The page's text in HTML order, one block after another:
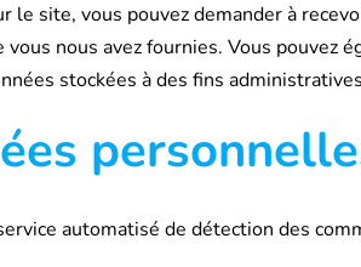
le site, vous pouvez demander à
nous avez fournies. Vous pouvez
stockées à des fins
automatisé de détection des